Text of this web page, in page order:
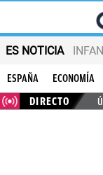
ES NOTICIA
ESPAÑA ECONOMÍA
DIRECTO